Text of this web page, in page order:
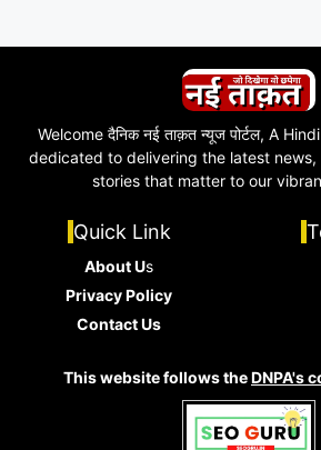
Welcome दैनिक नई ताक़त न्यूज पोर्टल, A
dedicated to delivering the latest
stories that matter to our
Quick Link
About Us
Privacy Policy
Contact Us
This website follows theDNPA's